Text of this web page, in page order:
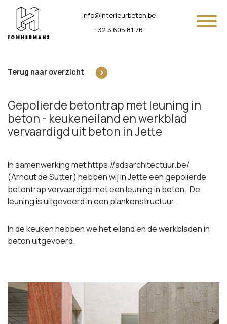
Naar inhoud
info@interieurbeton.be
+32 3 605 81 76
Terug naar overzicht
Gepolierde betontrap met leuning in
beton - keukeneiland en werkblad
vervaardigd uit beton in Jette
In samenwerking methttps://adsarchitectuur.be/
(Arnout de Sutter) hebben wij in Jette een gepolierde
betontrap vervaardigd met een leuning in beton. De
leuning is uitgevoerd in een plankenstructuur.
In de keuken hebben we het eiland en de werkbladen in
beton uitgevoerd.